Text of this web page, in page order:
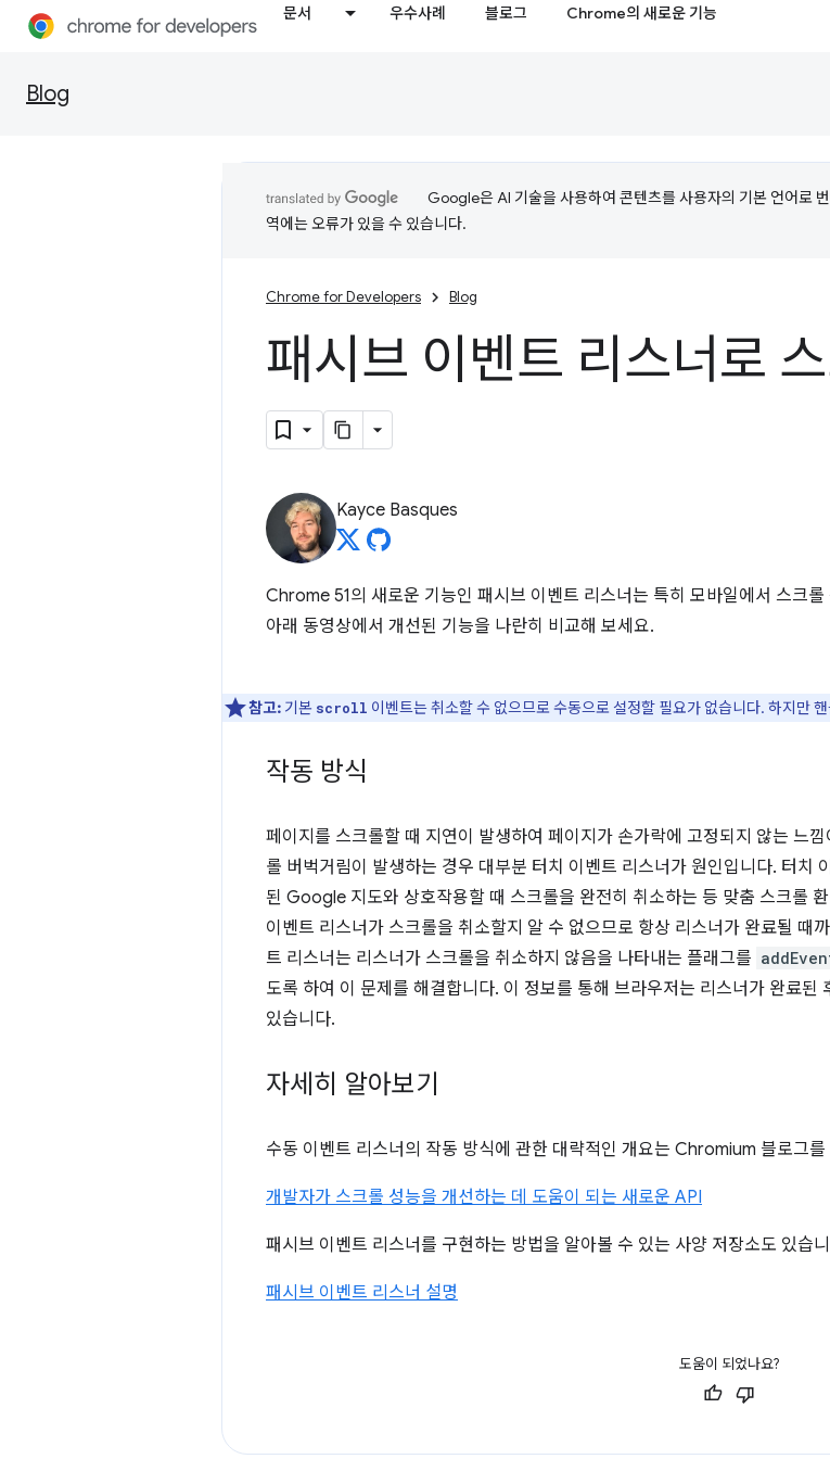
문서 우수사례 블로그 Chrome의 새로운 기능
Blog
Google은 AI 기술을 사용하여 콘텐츠를 사용자의 기본 언어로
역에는 오류가 있을 수 있습니다.
Chrome for Developers Blog
패시브 이벤트 리스너로
Kayce Basques
Chrome 51의 새로운 기능인 패시브 이벤트 리스너는 특히 모바일에서 스크
아래 동영상에서 개선된 기능을 나란히 비교해 보세요.
참고: 기본 scroll 이벤트는 취소할 수 없으므로 수동으로 설정할 필요가 없습니다. 하지만
작동 방식
페이지를 스크롤할 때 지연이 발생하여 페이지가 손가락에 고정되지 않는 느
롤 버벅거림이 발생하는 경우 대부분 터치 이벤트 리스너가 원인입니다. 터치
된 Google 지도와 상호작용할 때 스크롤을 완전히 취소하는 등 맞춤 스크롤
이벤트 리스너가 스크롤을 취소할지 알 수 없으므로 항상 리스너가 완료될 때
트 리스너는 리스너가 스크롤을 취소하지 않음을 나타내는 플래그를
도록 하여 이 문제를 해결합니다. 이 정보를 통해 브라우저는 리스너가 완료된
있습니다.
자세히 알아보기
수동 이벤트 리스너의 작동 방식에 관한 대략적인 개요는 Chromium 블로그를
개발자가 스크롤 성능을 개선하는 데 도움이 되는 새로운 API
패시브 이벤트 리스너를 구현하는 방법을 알아볼 수 있는 사양 저장소도 있습
패시브 이벤트 리스너 설명
도움이 되었나요?